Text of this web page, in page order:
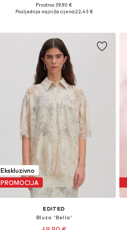
+ 6
Dostupne veličine: XS, S, M, L, XL
Prvotno: 39,90 €
Posljednja najniža cijena:22,43 €
Ekskluzivno
PROMOCIJA
EDITED
Bluza 'Bella'